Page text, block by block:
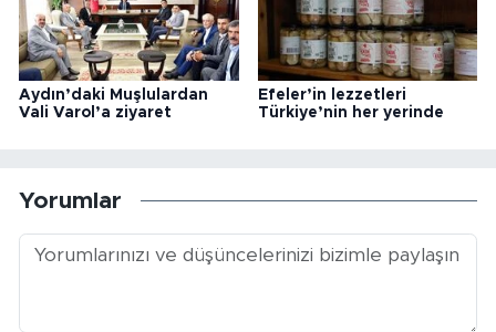
Aydın’daki Muşlulardan
Vali Varol’a ziyaret
Efeler’in lezzetleri
Türkiye’nin her yerinde
Yorumlar